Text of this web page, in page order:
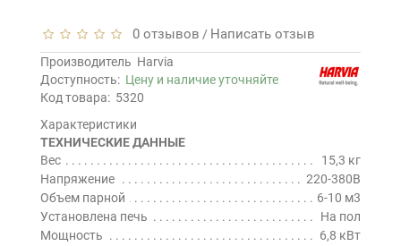
0 отзывов / Написать отзыв
Производитель Harvia
Доступность: Цену и наличие уточняйте
Код товара: 5320
Характеристики
ТЕХНИЧЕСКИЕ ДАННЫЕ
Вес
15,3 кг
Напряжение
220-380В
Объем парной
6-10 м3
Установлена печь
На пол
Мощность
6,8 кВт